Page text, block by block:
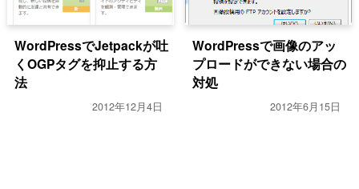
WordPressでJetpackが吐
くOGPタグを抑止する方
法
2012年12月4日
WordPressで画像のアッ
プロードができない場合の
対処
2012年6月15日